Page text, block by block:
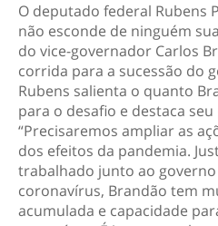
O deputado federal Rubens
não esconde de ninguém
do vice-governador Carlos
corrida para a sucessão do
Rubens salienta o quanto
para o desafio e destaca
“Precisaremos ampliar as
dos efeitos da pandemia.
trabalhado junto ao
coronavírus, Brandão tem
acumulada e capacidade